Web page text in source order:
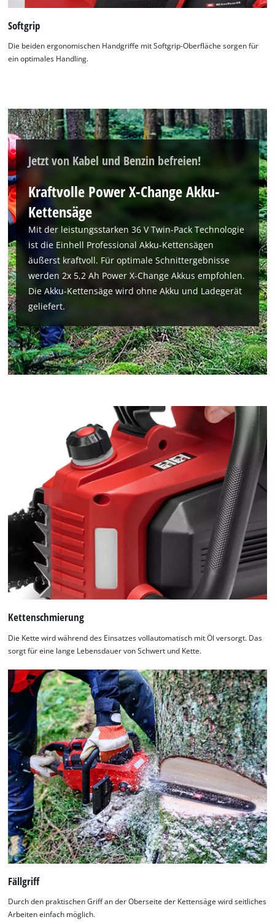
Wir benötigen deine Zustimmung, um
Softgrip
Die beiden ergonomischen Handgriffe mit Softgrip-Oberfläche sorgen für
ein optimales Handling.
Jetzt von Kabel und Benzin befreien!
Kraftvolle Power X-Change Akku-
Kettensäge
Mit der leistungsstarken 36 V Twin-Pack Technologie
ist die Einhell Professional Akku-Kettensägen
äußerst kraftvoll. Für optimale Schnittergebnisse
werden 2x 5,2 Ah Power X-Change Akkus empfohlen.
Die Akku-Kettensäge wird ohne Akku und Ladegerät
geliefert.
Kettenschmierung
Die Kette wird während des Einsatzes vollautomatisch mit Öl versorgt. Das
sorgt für eine lange Lebensdauer von Schwert und Kette.
Fällgriff
Durch den praktischen Griff an der Oberseite der Kettensäge wird seitliches
Arbeiten einfach möglich.